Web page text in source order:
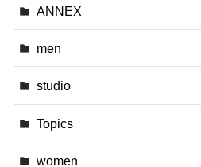
ANNEX
men
studio
Topics
women